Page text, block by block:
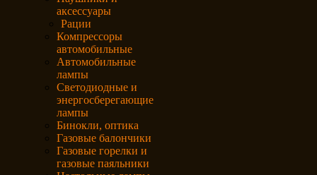
аксессуары
Рации
Компрессоры
автомобильные
Автомобильные
лампы
Светодиодные и
энергосберегающие
лампы
Бинокли, оптика
Газовые балончики
Газовые горелки и
газовые паяльники